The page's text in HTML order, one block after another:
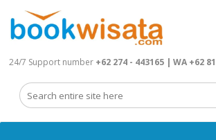
24/7 Support number +62 274 - 443165 | WA +62